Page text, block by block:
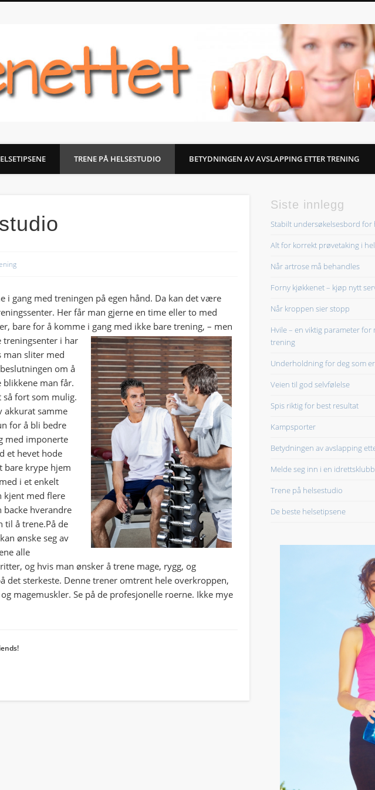
TRENE PÅ HELSESTUDIO BETYDNINGEN AV AVSLAPPING ETTER TRENING
i gang med treningen på egen hånd. Da kan det være
Her får man gjerne en time eller to med
bare for å komme i gang med ikke bare trening, – men
treningsenter i har
man sliter med
om å
blikkene man får.
så fort som mulig.
akkurat samme
for å bli bedre
med imponerte
et hevet hode
bare krype hjem
i et enkelt
kjent med flere
backe hverandre
til å trene.På de
ønske seg av
alle
og hvis man ønsker å trene mage, rygg, og
det sterkeste. Denne trener omtrent hele overkroppen,
magemuskler. Se på de profesjonelle roerne. Ikke mye
Siste innlegg
Stabilt undersøkelsesbord for
Alt for korrekt prøvetaking i
Når artrose må behandles
Forny kjøkkenet – kjøp nytt
Når kroppen sier stopp
Hvile – en viktig parameter
trening
Underholdning for deg som
Veien til god selvfølelse
Spis riktig for best resultat
Kampsporter
Betydningen av avslapping
Melde seg inn i en idrettsklubb
Trene på helsestudio
De beste helsetipsene